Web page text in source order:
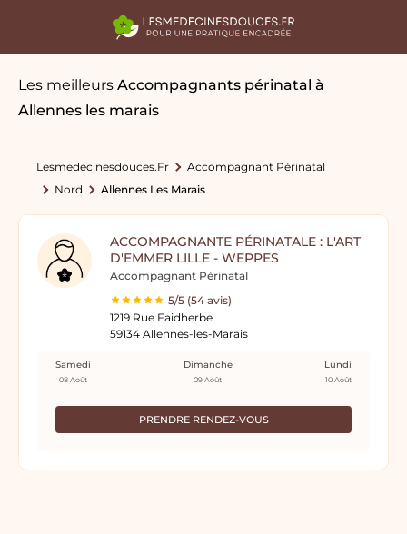
Les meilleurs Accompagnants périnatal à
Allennes les marais
Lesmedecinesdouces.fr
Accompagnant Périnatal
Nord
Allennes Les Marais
ACCOMPAGNANTE PÉRINATALE : L'ART
D'EMMER LILLE - WEPPES
Accompagnant Périnatal
5/5 (54 avis)
1219 Rue Faidherbe
59134 Allennes-les-Marais
PRENDRE RENDEZ-VOUS
Samedi
08 Août
Dimanche
09 Août
Lundi
10 Août